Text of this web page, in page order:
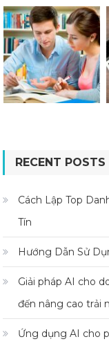
RECENT POSTS
Cách Lập Top
Tín
Hướng Dẫn Sử
Giải pháp AI cho
đến nâng cao trải
Ứng dụng AI cho